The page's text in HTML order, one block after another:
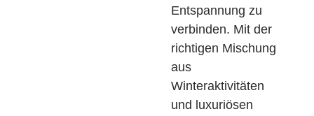
Entspannung zu
verbinden. Mit der
richtigen Mischung
aus
Winteraktivitäten
und luxuriösen